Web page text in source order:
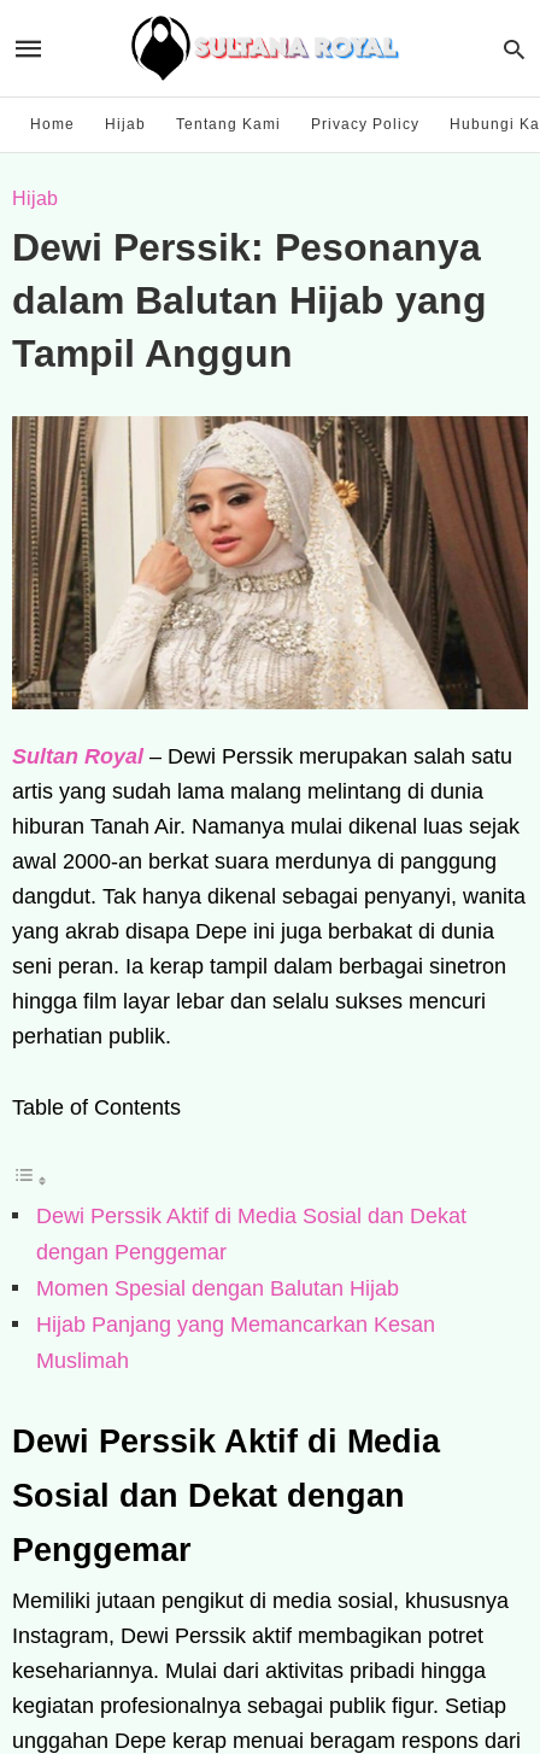
Home Hijab Tentang Kami Privacy Policy Hubungi
Hijab
Dewi Perssik: Pesonanya
dalam Balutan Hijab yang
Tampil Anggun
Sultan Royal– Dewi Perssik merupakan salah satu
artis yang sudah lama malang melintang di dunia
hiburan Tanah Air. Namanya mulai dikenal luas sejak
awal 2000-an berkat suara merdunya di panggung
dangdut. Tak hanya dikenal sebagai penyanyi, wanita
yang akrab disapa Depe ini juga berbakat di dunia
seni peran. Ia kerap tampil dalam berbagai sinetron
hingga film layar lebar dan selalu sukses mencuri
perhatian publik.
Table of Contents
Dewi Perssik Aktif di Media Sosial dan Dekat
dengan Penggemar
Momen Spesial dengan Balutan Hijab
Hijab Panjang yang Memancarkan Kesan
Muslimah
Dewi Perssik Aktif di Media
Sosial dan Dekat dengan
Penggemar
Memiliki jutaan pengikut di media sosial, khususnya
Instagram, Dewi Perssik aktif membagikan potret
kesehariannya. Mulai dari aktivitas pribadi hingga
kegiatan profesionalnya sebagai publik figur. Setiap
unggahan Depe kerap menuai beragam respons dari